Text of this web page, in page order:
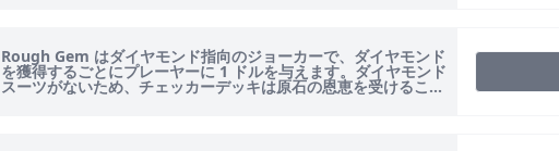
Rough Gem はダイヤモンド指向のジョーカーで、ダイヤモンド
を獲得するごとにプレーヤーに 1 ドルを与えます。ダイヤモンド
スーツがないため、チェッカーデッキは原石の恩恵を受けること
ができません。...